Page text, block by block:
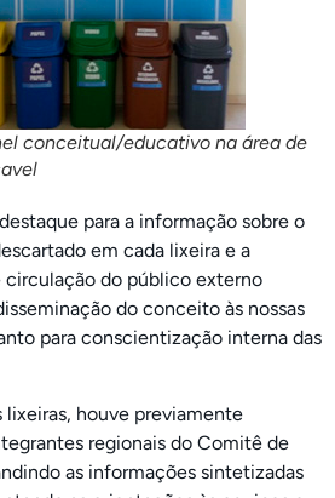
conceitual/educativo na área de
para a informação sobre o
em cada lixeira e a
circulação do público externo
do conceito às nossas
para conscientização interna das
lixeiras, houve previamente
regionais do Comitê de
as informações sintetizadas